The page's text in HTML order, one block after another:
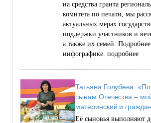
на средства гранта
комитета по печати, мы
актуальных мерах
поддержки участников и
а также их семей.
инфографике. подробнее
Татьяна Голубева:
сынам Отечества –
материнский и
Её сыновья выполняют